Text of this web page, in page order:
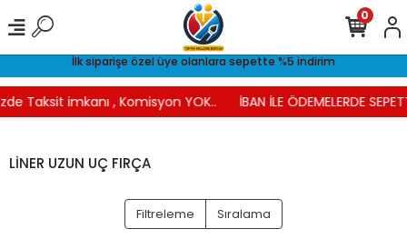
İlk siparişe özel üye olanlara sepette %5 indirim
Taksit imkanı , Komisyon YOK.. İBAN İLE ÖDEMELERDE
0
LİNER UZUN UÇ FIRÇA
Filtreleme Sıralama